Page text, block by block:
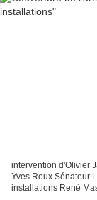
intervention d'Olivier
Yves Roux Sénateur La Foux d'Allos, inauguration des nouvelles
installations René